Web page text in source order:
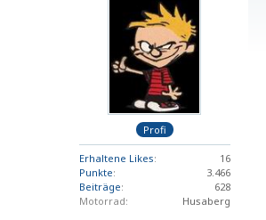
Profi
Erhaltene Likes
16
Punkte
3.466
Beiträge
628
Motorrad
Husaberg